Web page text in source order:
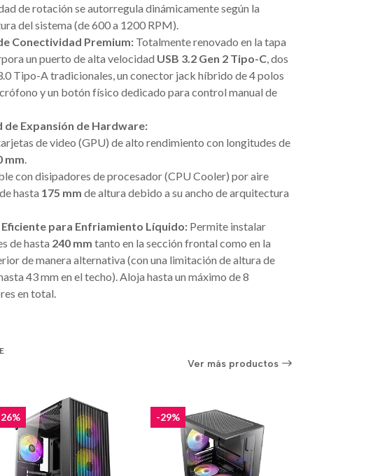
de rotación se autorregula dinámicamente según la
del sistema (de 600 a 1200 RPM).
Conectividad Premium: Totalmente renovado en la tapa
un puerto de alta velocidad USB 3.2 Gen 2 Tipo-C, dos
Tipo-A tradicionales, un conector jack híbrido de 4 polos
y un botón físico dedicado para control manual de
de Expansión de Hardware:
de video (GPU) de alto rendimiento con longitudes de
mm.
con disipadores de procesador (CPU Cooler) por aire
hasta 175 mm de altura debido a su ancho de arquitectura
para Enfriamiento Líquido: Permite instalar
de hasta 240 mm tanto en la sección frontal como en la
de manera alternativa (con una limitación de altura de
43 mm en el techo). Aloja hasta un máximo de 8
en total.
Ver más productos
-29%